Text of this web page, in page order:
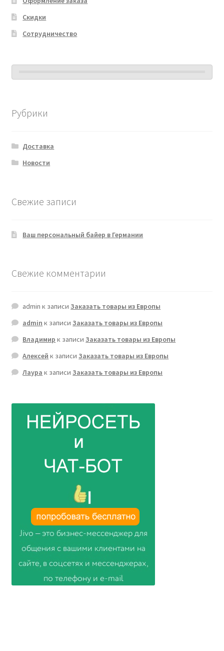
Скидки
Сотрудничество
Рубрики
Доставка
Новости
Свежие записи
Ваш персональный байер в Германии
Свежие комментарии
admin к записиЗаказать товары из Европы
admin к записиЗаказать товары из Европы
Владимир к записиЗаказать товары из Европы
Алексей к записиЗаказать товары из Европы
Лаура к записиЗаказать товары из Европы